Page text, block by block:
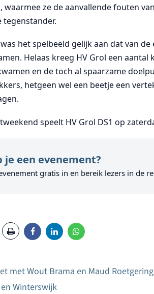
waarmee ze de aanvallende fouten
tegenstander.
het spelbeeld gelijk aan dat van
Helaas kreeg HV Grol een
en de toch al spaarzame
hetgeen wel een beetje een
speelt HV Grol DS1 op
je een evenement?
gratis in en bereik lezers in de
met Wout Brama en Maud
Winterswijk